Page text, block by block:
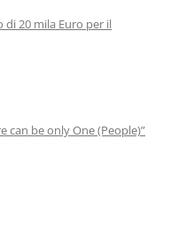
di 20 mila Euro per il
can be only One (People)”